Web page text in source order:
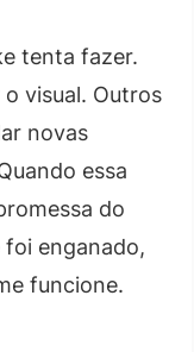
tenta fazer.
visual. Outros
novas
essa
do
enganado,
funcione.